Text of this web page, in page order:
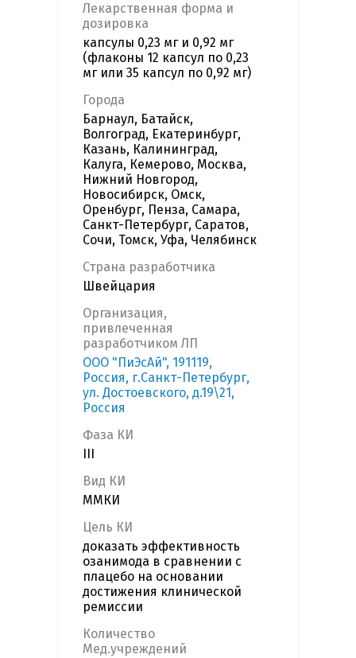
Лекарственная форма и
дозировка
капсулы 0,23 мг и 0,92 мг
(флаконы 12 капсул по 0,23
мг или 35 капсул по 0,92 мг)
Города
Барнаул, Батайск,
Волгоград, Екатеринбург,
Казань, Калининград,
Калуга, Кемерово, Москва,
Нижний Новгород,
Новосибирск, Омск,
Оренбург, Пенза, Самара,
Санкт-Петербург, Саратов,
Сочи, Томск, Уфа, Челябинск
Страна разработчика
Швейцария
Организация,
привлеченная
разработчиком ЛП
ООО "ПиЭсАй", 191119,
Россия, г.Санкт-Петербург,
ул. Достоевского, д.19\21,
Россия
Фаза КИ
Вид КИ
ММКИ
Цель КИ
доказать эффективность
озанимода в сравнении с
плацебо на основании
достижения клинической
ремиссии
Количество
Мед.учреждений